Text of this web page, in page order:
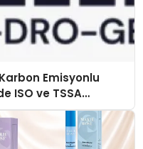
Emisyonlu
ISO ve TSSA